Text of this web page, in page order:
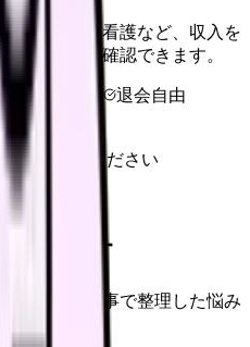
ック、訪問看護など、収入を
る選択肢を確認できます。
LINE相談OK
退会自由
を見る
確認してください
人を探す
ど、この記事で整理した悩み